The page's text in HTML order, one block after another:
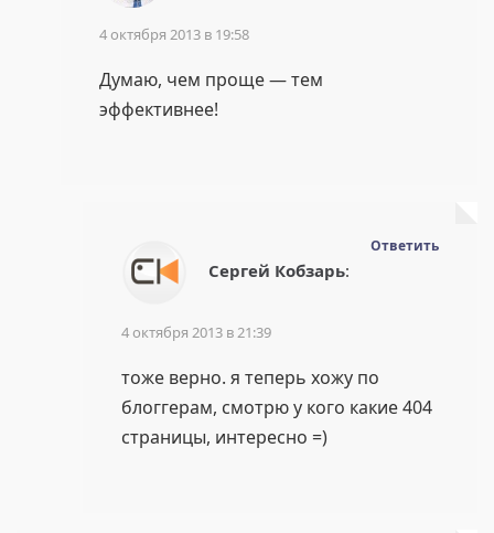
4 октября 2013 в 19:58
Думаю, чем проще — тем
эффективнее!
Сергей Кобзарь:
4 октября 2013 в 21:39
тоже верно. я теперь хожу по
блоггерам, смотрю у кого какие 404
страницы, интересно =)
Ответить